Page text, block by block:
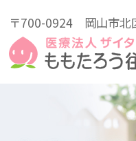
〒700-0924 岡山市北